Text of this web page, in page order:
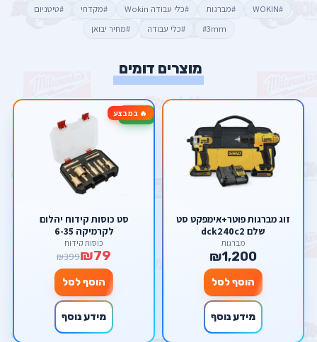
#WOKIN #מברגות #כלי עבודה Wokin #מקדחי
#טיטניום
#3mm
#כלי עבודה #מחיר יבואן
מוצרים דומים
זוג מברגות פוטר+אימפקט סט
שלם dck240c2
מברגות
₪1,200
הוסף לסל
מידע נוסף
🔥 במבצע-80%
סט כוסות קידוח יהלום
לקרמיקה 6-35
כוסות קידוח
₪79
₪399
הוסף לסל
מידע נוסף